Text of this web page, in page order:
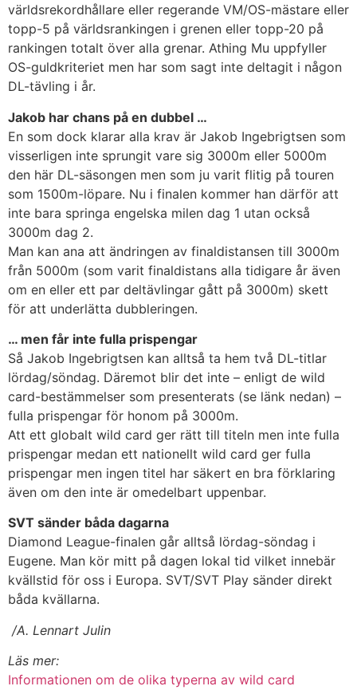
världsrekordhållare eller regerande VM/OS-mästare eller
topp-5 på världsrankingen i grenen eller topp-20 på
rankingen totalt över alla grenar. Athing Mu uppfyller
OS-guldkriteriet men har som sagt inte deltagit i någon
DL-tävling i år.
Jakob har chans på en dubbel …
En som dock klarar alla krav är Jakob Ingebrigtsen som
visserligen inte sprungit vare sig 3000m eller 5000m
den här DL-säsongen men som ju varit flitig på touren
som 1500m-löpare. Nu i finalen kommer han därför att
inte bara springa engelska milen dag 1 utan också
3000m dag 2.
Man kan ana att ändringen av finaldistansen till 3000m
från 5000m (som varit finaldistans alla tidigare år även
om en eller ett par deltävlingar gått på 3000m) skett
för att underlätta dubbleringen.
… men får inte fulla prispengar
Så Jakob Ingebrigtsen kan alltså ta hem två DL-titlar
lördag/söndag. Däremot blir det inte – enligt de wild
card-bestämmelser som presenterats (se länk nedan) –
fulla prispengar för honom på 3000m.
Att ett globalt wild card ger rätt till titeln men inte fulla
prispengar medan ett nationellt wild card ger fulla
prispengar men ingen titel har säkert en bra förklaring
även om den inte är omedelbart uppenbar.
SVT sänder båda dagarna
Diamond League-finalen går alltså lördag-söndag i
Eugene. Man kör mitt på dagen lokal tid vilket innebär
kvällstid för oss i Europa. SVT/SVT Play sänder direkt
båda kvällarna.
/A. Lennart Julin
Läs mer:
Informationen om de olika typerna av wild card